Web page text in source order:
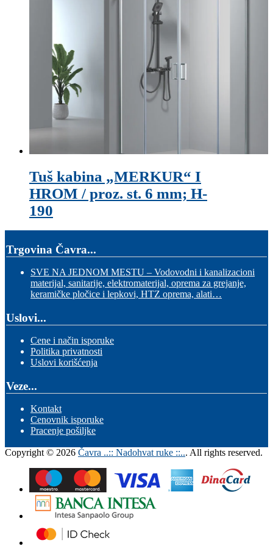
Tuš kabina „MERKUR“ I
HROM / proz. st. 6 mm; H-
190
Trgovina Čavra...
SVE NA JEDNOM MESTU – Vodovodni i kanalizacioni
materijal, sanitarije, elektromaterijal, oprema za grejanje,
keramičke pločice i lepkovi, HTZ oprema, alati…
Uslovi...
Cene i način isporuke
Politika privatnosti
Uslovi korišćenja
Veze...
Kontakt
Cenovnik isporuke
Pracenje pošiljke
Copyright © 2026 Čavra ..:: Nadohvat ruke ::... All rights reserved.